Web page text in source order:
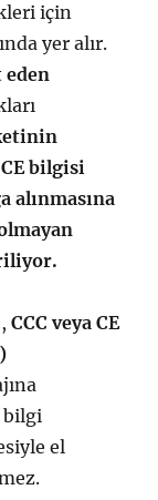
için
yer alır.
eden
bilgisi
alınmasına
CCC veya CE
bilgi
el